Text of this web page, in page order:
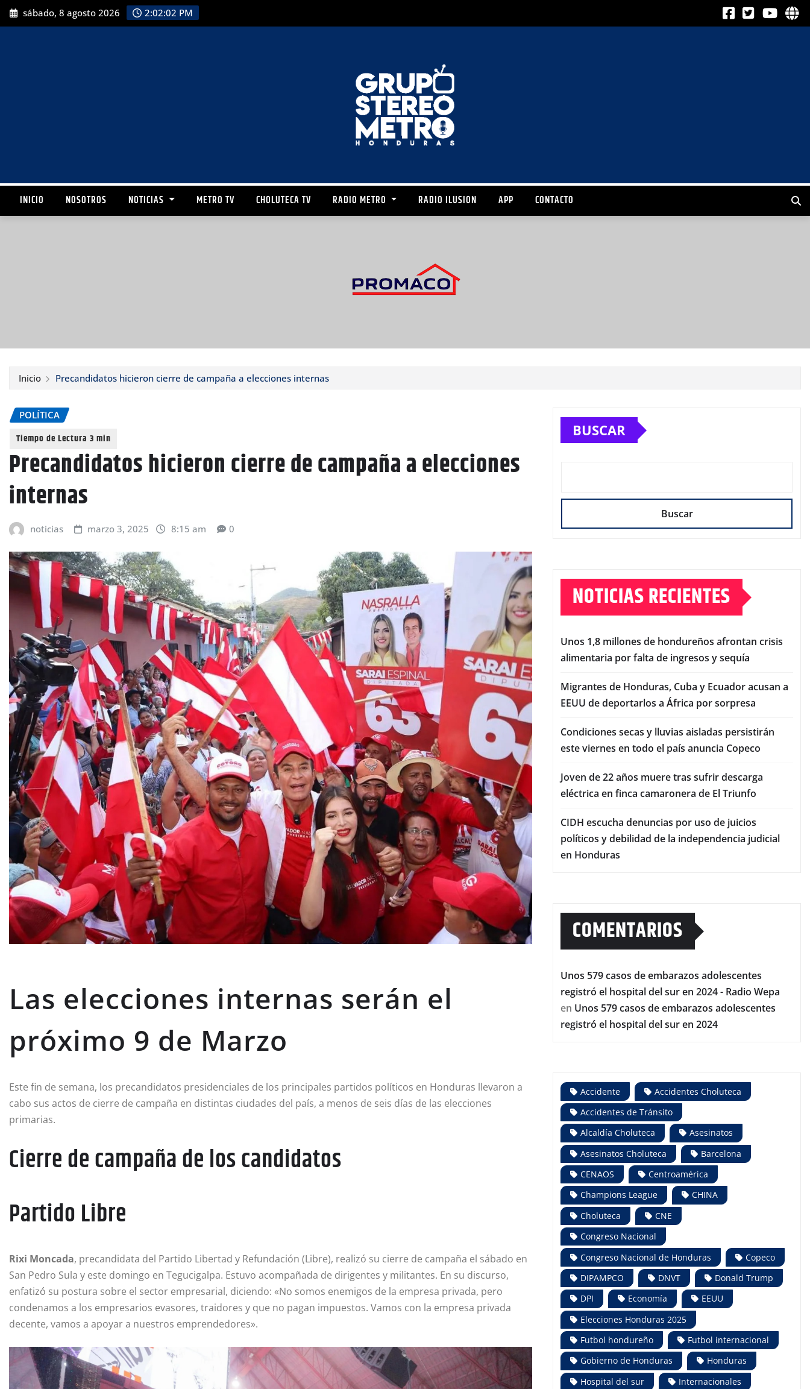
sábado, 8 agosto 2026 2:02:04 PM
INICIO NOSOTROS NOTICIAS METRO TV CHOLUTECA TV RADIO METRO RADIO ILUSION APP CONTACTO
Inicio Precandidatos hicieron cierre de campaña a elecciones internas
POLÍTICA
Precandidatos hicieron cierre de campaña a elecciones
internas
noticias marzo 3, 2025 8:15 am 0
Las elecciones internas serán el
próximo 9 de Marzo
Este fin de semana, los precandidatos presidenciales de los principales partidos políticos en Honduras llevaron a
cabo sus actos de cierre de campaña en distintas ciudades del país, a menos de seis días de las elecciones
primarias.
Cierre de campaña de los candidatos
Partido Libre
Rixi Moncada, precandidata del Partido Libertad y Refundación (Libre), realizó su cierre de campaña el sábado en
San Pedro Sula y este domingo en Tegucigalpa. Estuvo acompañada de dirigentes y militantes. En su discurso,
enfatizó su postura sobre el sector empresarial, diciendo: «No somos enemigos de la empresa privada, pero
condenamos a los empresarios evasores, traidores y que no pagan impuestos. Vamos con la empresa privada
decente, vamos a apoyar a nuestros emprendedores».
BUSCAR
Buscar
NOTICIAS RECIENTES
Unos 1,8 millones de hondureños afrontan crisis
alimentaria por falta de ingresos y sequía
Migrantes de Honduras, Cuba y Ecuador acusan a
EEUU de deportarlos a África por sorpresa
Condiciones secas y lluvias aisladas persistirán
este viernes en todo el país anuncia Copeco
Joven de 22 años muere tras sufrir descarga
eléctrica en finca camaronera de El Triunfo
CIDH escucha denuncias por uso de juicios
políticos y debilidad de la independencia judicial
en Honduras
COMENTARIOS
Unos 579 casos de embarazos adolescentes
registró el hospital del sur en 2024 - Radio Wepa
en Unos 579 casos de embarazos adolescentes
registró el hospital del sur en 2024
Accidente
Accidentes Choluteca
Accidentes de Tránsito
Alcaldía Choluteca
Asesinatos
Asesinatos Choluteca
Barcelona
CENAOS
Centroamérica
Champions League
CHINA
Choluteca
CNE
Congreso Nacional
Congreso Nacional de Honduras
Copeco
DIPAMPCO
DNVT
Donald Trump
DPI
Economía
EEUU
Elecciones Honduras 2025
Futbol hondureño
Futbol internacional
Gobierno de Honduras
Honduras
Hospital del sur
Internacionales